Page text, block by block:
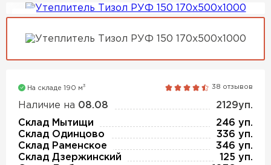
На складе 190 м3 38 отзывов
Наличие на 08.08
2129уп.
Склад Мытищи
246 уп.
Склад Одинцово
336 уп.
Склад Раменское
346 уп.
Склад Дзержинский
125 уп.
Утеплитель Knauf
Утеплитель Isover
Утеплитель Урса